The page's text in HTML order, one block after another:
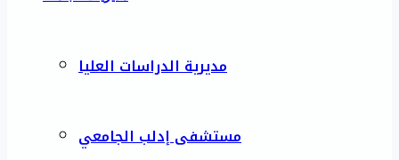
مديرية الدراسات العليا
مستشفى إدلب الجامعي